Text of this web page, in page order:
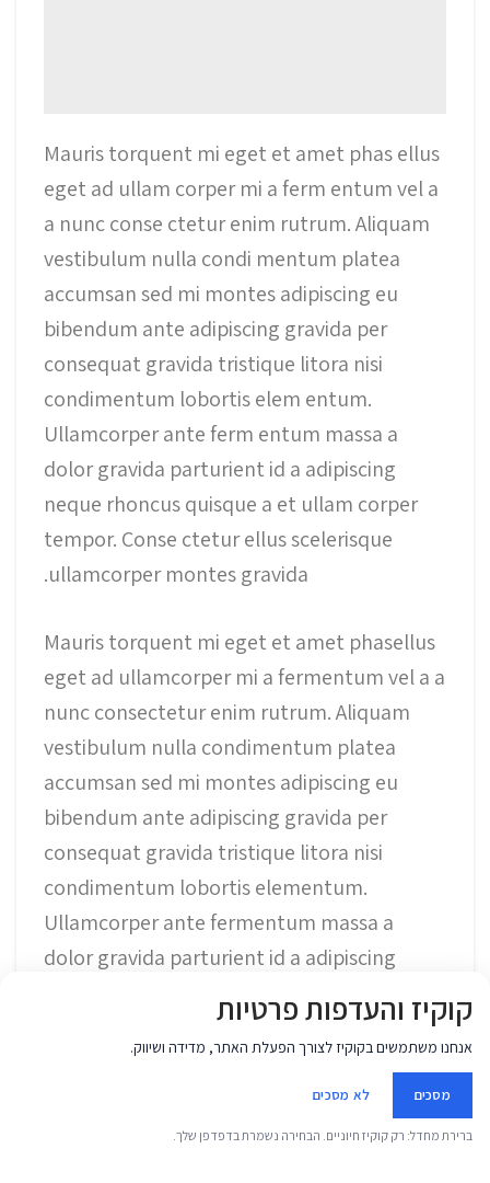
Mauris torquent mi eget et amet phas ellus
eget ad ullam corper mi a ferm entum vel a
a nunc conse ctetur enim rutrum. Aliquam
vestibulum nulla condi mentum platea
accumsan sed mi montes adipiscing eu
bibendum ante adipiscing gravida per
consequat gravida tristique litora nisi
condimentum lobortis elem entum.
Ullamcorper ante ferm entum massa a
dolor gravida parturient id a adipiscing
neque rhoncus quisque a et ullam corper
tempor. Conse ctetur ellus scelerisque
ullamcorper montes gravida.
Mauris torquent mi eget et amet phasellus
eget ad ullamcorper mi a fermentum vel a a
nunc consectetur enim rutrum. Aliquam
vestibulum nulla condimentum platea
accumsan sed mi montes adipiscing eu
bibendum ante adipiscing gravida per
consequat gravida tristique litora nisi
condimentum lobortis elementum.
Ullamcorper ante fermentum massa a
dolor gravida parturient id a adipiscing
tempor. Consectetur scelerisque
ullamcorper arcu est suspendisse eu
קוקיז והעדפות פרטיות
אנחנו משתמשים בקוקיז לצורך הפעלת האתר, מדידה ושיווק.
מסכים לא מסכים
ברירת מחדל: רק קוקיז חיוניים. הבחירה נשמרת בדפדפן שלך.